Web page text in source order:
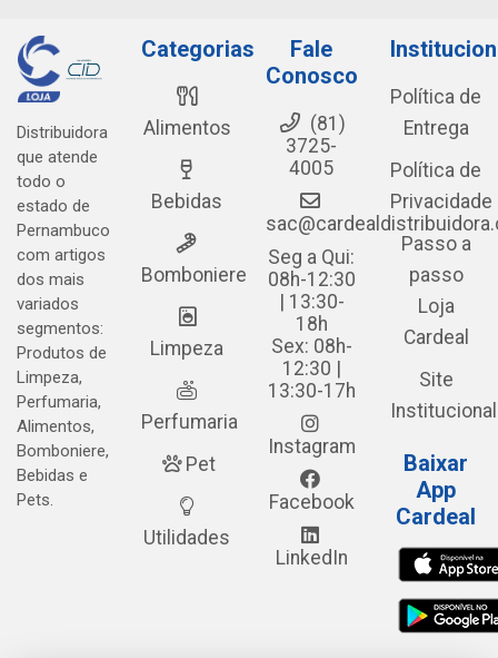
Distribuidora
que atende
todo o
estado de
Pernambuco
com artigos
dos mais
variados
segmentos:
Produtos de
Limpeza,
Perfumaria,
Alimentos,
Bomboniere,
Bebidas e
Pets.
Categorias
Alimentos
Bebidas
Bomboniere
Limpeza
Perfumaria
Pet
Utilidades
Fale
Conosco
(81)
3725-
4005
Seg a Qui:
08h-12:30
| 13:30-
18h
Sex: 08h-
12:30 |
13:30-17h
Instagram
Facebook
LinkedIn
Política de
Entrega
Política de
Privacidade
Passo a
passo
Loja
Cardeal
Site
Institucional
Baixar
App
Cardeal